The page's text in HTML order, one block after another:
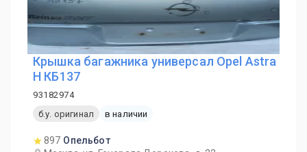
Крышка багажника универсал Opel Astra
H КБ137
93182974
б.у. оригинал
в наличии
897 Опельбот